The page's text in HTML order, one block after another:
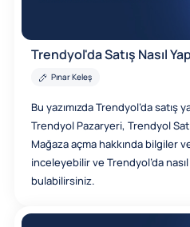
Trendyol'da Satış Nasıl
Pınar Keleş
Bu yazımızda Trendyol’da
Trendyol Pazaryeri, Trendyol
Mağaza açma hakkında bilgiler
inceleyebilir ve Trendyol’da
bulabilirsiniz.